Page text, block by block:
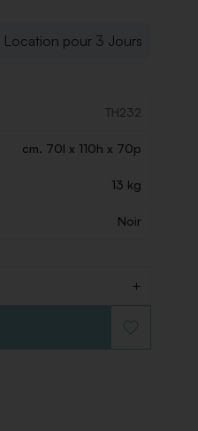
Location pour 3 Jours
TH232
cm. 70l x 110h x 70p
13 kg
Noir
+
À